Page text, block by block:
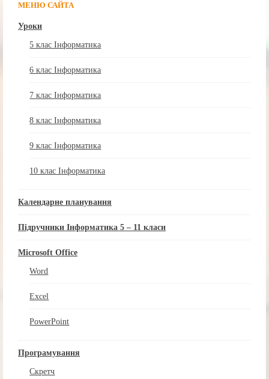
МЕНЮ САЙТА
Уроки
5 клас Інформатика
6 клас Інформатика
7 клас Інформатика
8 клас Інформатика
9 клас Інформатика
10 клас Інформатика
Календарне планування
Підручники Інформатика 5 – 11 класи
Microsoft Office
Word
Excel
PowerPoint
Програмування
Скретч